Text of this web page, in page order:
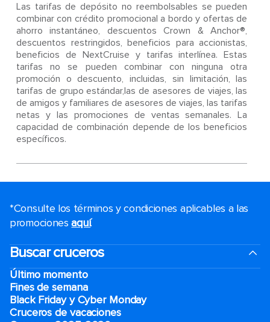
Las tarifas de depósito no reembolsables se pueden
combinar con crédito promocional a bordo y ofertas de
ahorro instantáneo, descuentos Crown & Anchor®,
descuentos restringidos, beneficios para accionistas,
beneficios de NextCruise y tarifas interlínea. Estas
tarifas no se pueden combinar con ninguna otra
promoción o descuento, incluidas, sin limitación, las
tarifas de grupo estándar,las de asesores de viajes, las
de amigos y familiares de asesores de viajes, las tarifas
netas y las promociones de ventas semanales. La
capacidad de combinación depende de los beneficios
específicos.
*Consulte los términos y condiciones aplicables a las
promocionesaquí.
Buscar cruceros
Último momento
Fines de semana
Black Friday y Cyber Monday
Cruceros de vacaciones